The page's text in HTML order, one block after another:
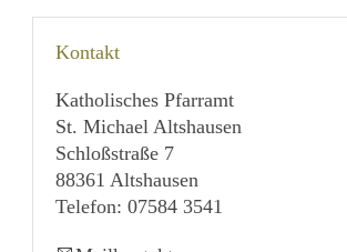
Kontakt
Katholisches Pfarramt
St. Michael Altshausen
Schloßstraße 7
88361 Altshausen
Telefon: 07584 3541